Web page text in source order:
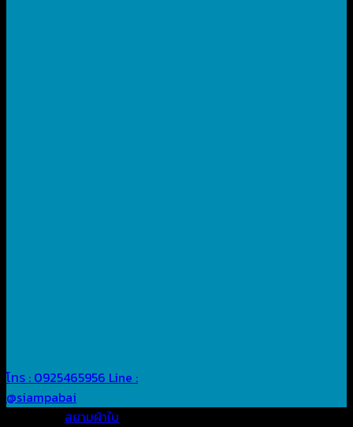
โทร : 0925465956 Line :
@siampabai
สยามผ้าใบ